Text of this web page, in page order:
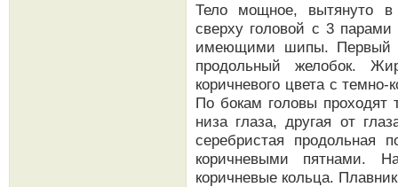
Тело мощное, вытянуто
сверху головой с 3
имеющими шипы. Первый
продольный желобок.
коричневого цвета с
По бокам головы
низа глаза, другая от
серебристая продольная
коричневыми пятнами.
коричневые кольца.